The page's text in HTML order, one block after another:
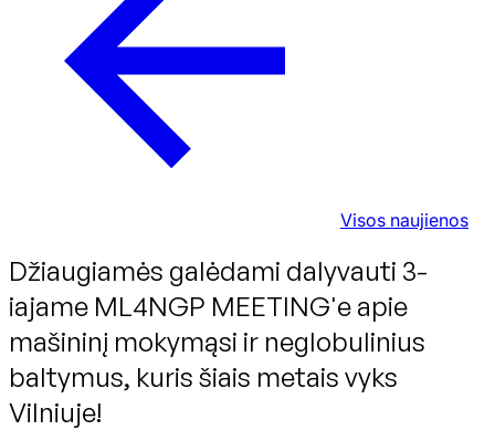
Visos naujienos
Džiaugiamės galėdami dalyvauti 3-
iajame ML4NGP MEETING'e apie
mašininį mokymąsi ir neglobulinius
baltymus, kuris šiais metais vyks
Vilniuje!